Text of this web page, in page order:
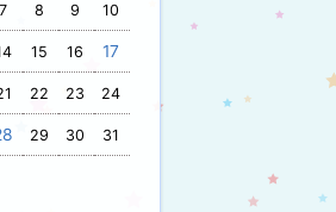
7 8 9 10
15 16 17
22 23 24
29 30 31